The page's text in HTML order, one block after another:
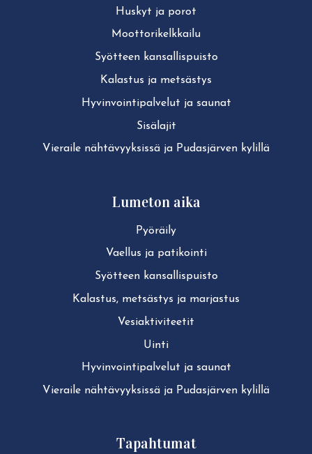
Huskyt ja porot
Moot­to­ri­kelk­kai­lu
Syötteen kan­sal­lis­puis­to
Kalastus ja metsästys
Hy­vin­voin­ti­pal­ve­lut ja saunat
Sisälajit
Vieraile näh­tä­vyyk­sis­sä ja Pudasjärven kylillä
Lumeton aika
Pyöräily
Vaellus ja patikointi
Syötteen kan­sal­lis­puis­to
Kalastus, metsästys ja marjastus
Ve­siak­ti­vi­tee­tit
Uinti
Hy­vin­voin­ti­pal­ve­lut ja saunat
Vieraile näh­tä­vyyk­sis­sä ja Pudasjärven kylillä
Tapahtumat